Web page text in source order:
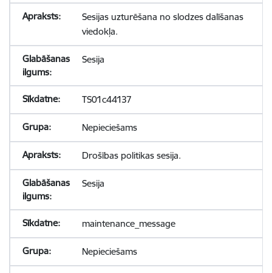
Sesijas uzturēšana no slodzes dalīšanas
viedokļa.
Sesija
TS01c44137
Nepieciešams
Drošības politikas sesija.
Sesija
maintenance_message
Nepieciešams